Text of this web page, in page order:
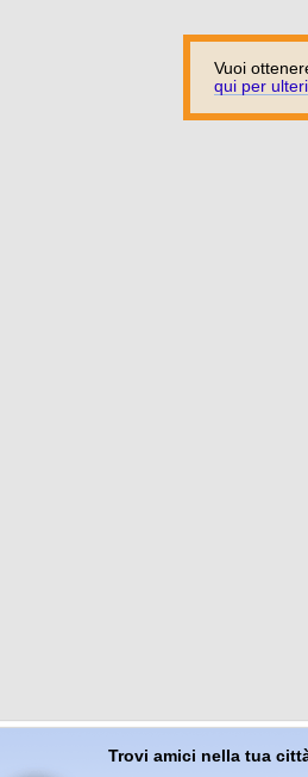
Vuoi
qui per
Trovi amici nella tua